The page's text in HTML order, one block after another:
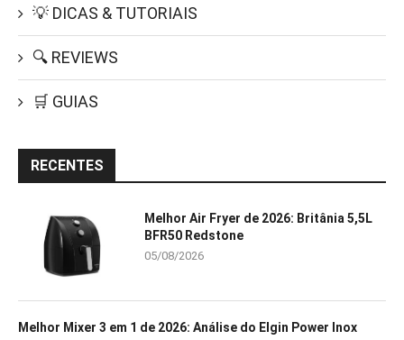
💡 DICAS & TUTORIAIS
🔍 REVIEWS
🛒 GUIAS
RECENTES
Melhor Air Fryer de 2026: Britânia 5,5L
BFR50 Redstone
05/08/2026
Melhor Mixer 3 em 1 de 2026: Análise do Elgin Power Inox